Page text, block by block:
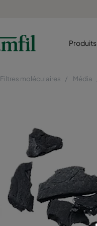
Produits
Filtres moléculaires Média